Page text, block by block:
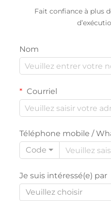
Fait confiance à plus
Nom
Courriel
Téléphone mobile /
Code
Je suis intéressé(e) par
Veuillez choisir